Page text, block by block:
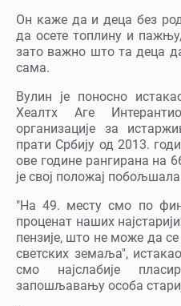
Он каже да и деца без
да осете топлину и
зато важно што та деца
сама.
Вулин је поносно
Хеалтх Аге
организације за
прати Србију од 2013.
ове године рангирана на
је свој положај
"На 49. месту смо по
проценат наших
пензије, што не може да
светских земаља",
смо најслабије
запошљавању особа